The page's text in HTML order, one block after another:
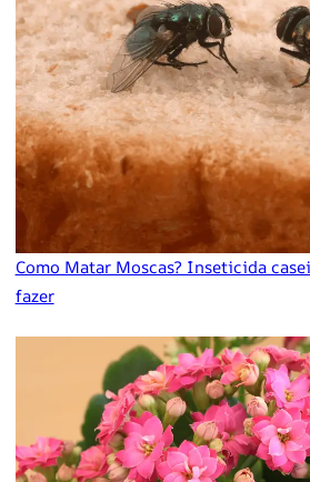
Como Matar Moscas? Inseticida
fazer